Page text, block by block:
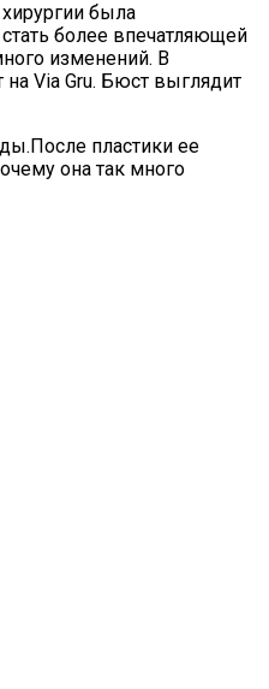
была
более впечатляющей
изменений. В
на Via Gru. Бюст выглядит
пластики ее
она так много